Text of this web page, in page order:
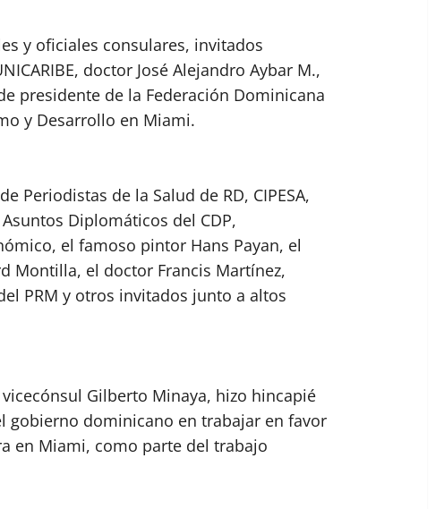
y oficiales consulares, invitados
doctor José Alejandro Aybar M.,
presidente de la Federación Dominicana
y Desarrollo en Miami.
Periodistas de la Salud de RD, CIPESA,
Diplomáticos del CDP,
el famoso pintor Hans Payan, el
Montilla, el doctor Francis Martínez,
PRM y otros invitados junto a altos
Gilberto Minaya, hizo hincapié
gobierno dominicano en trabajar en favor
en Miami, como parte del trabajo